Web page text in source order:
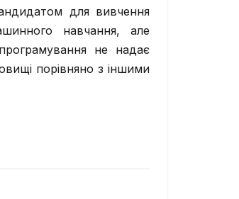
для вивчення
навчання, але
не надає
порівняно з іншими